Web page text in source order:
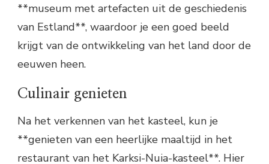
**museum met artefacten uit de geschiedenis
van Estland**, waardoor je een goed beeld
krijgt van de ontwikkeling van het land door de
eeuwen heen.
Culinair genieten
Na het verkennen van het kasteel, kun je
**genieten van een heerlijke maaltijd in het
restaurant van het Karksi-Nuia-kasteel**. Hier